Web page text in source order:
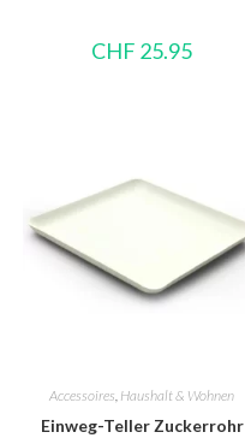
CHF 25.95
Accessoires, Haushalt & Wohnen
Einweg-Teller Zuckerrohr